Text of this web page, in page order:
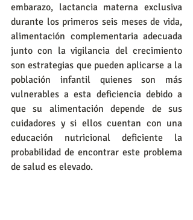
embarazo, lactancia materna exclusiva
durante los primeros seis meses de vida,
alimentación complementaria adecuada
junto con la vigilancia del crecimiento
son estrategias que pueden aplicarse a la
población infantil quienes son más
vulnerables a esta deficiencia debido a
que su alimentación depende de sus
cuidadores y si ellos cuentan con una
educación nutricional deficiente la
probabilidad de encontrar este problema
de salud es elevado.